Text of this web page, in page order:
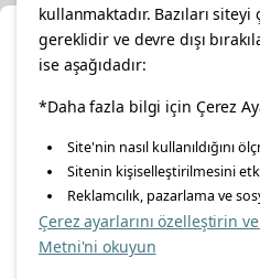
facebooktwitterinstagram
linkedin
Enerji Politikası Bilgi Güvenliği
Konumunuzu Seçin
İnternetten vereceğiniz
içerikleri görebilmek için lütfen
İl seçiniz
kullanmaktadır. Bazıları
gereklidir ve devre dışı
ise aşağıdadır:
*Daha fazla bilgi için Çerez
Site'nin nasıl kullanıldığını
Sitenin kişiselleştirilmesini
Reklamcılık, pazarlama ve
Çerez ayarlarını özelleştirin
Metni'ni okuyun